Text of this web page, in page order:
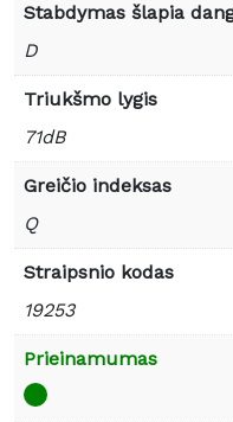
Stabdymas šlapia
D
Triukšmo lygis
71dB
Greičio indeksas
Q
Straipsnio kodas
19253
Prieinamumas